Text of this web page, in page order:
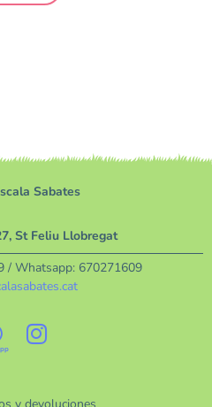
Sabates
St Feliu Llobregat
/ Whatsapp: 670271609